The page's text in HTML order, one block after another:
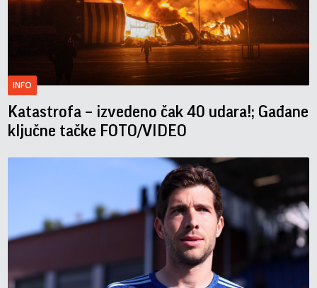
INFO
Katastrofa – izvedeno čak 40 udara!; Gađane
ključne tačke FOTO/VIDEO